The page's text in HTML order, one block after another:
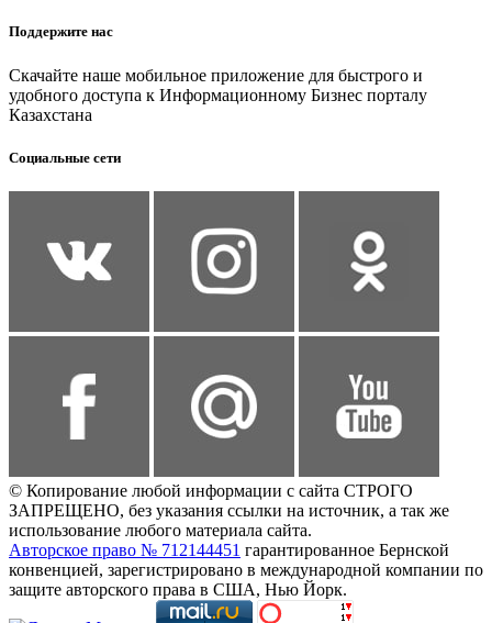
Поддержите нас
Скачайте наше мобильное приложение для быстрого и
удобного доступа к Информационному Бизнес порталу
Казахстана
Социальные сети
© Копирование любой информации с сайта СТРОГО
ЗАПРЕЩЕНО, без указания ссылки на источник, а так же
использование любого материала сайта.
Авторское право № 712144451 гарантированное Бернской
конвенцией, зарегистрировано в международной компании по
защите авторского права в США, Нью Йорк.